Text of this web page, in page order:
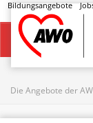
Bildungsangebote
Startseite
Die Angebote der